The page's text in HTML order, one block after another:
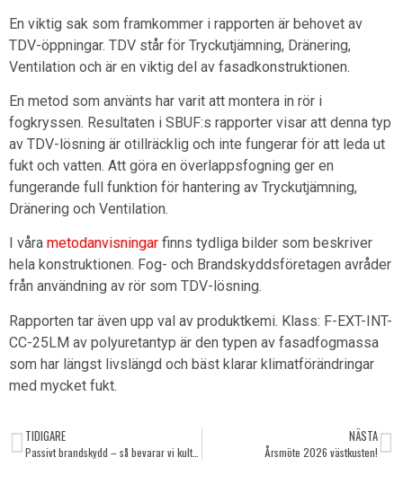
En viktig sak som framkommer i rapporten är behovet av
TDV-öppningar. TDV står för Tryckutjämning, Dränering,
Ventilation och är en viktig del av fasadkonstruktionen.
En metod som använts har varit att montera in rör i
fogkryssen. Resultaten i SBUF:s rapporter visar att denna typ
av TDV-lösning är otillräcklig och inte fungerar för att leda ut
fukt och vatten. Att göra en överlappsfogning ger en
fungerande full funktion för hantering av Tryckutjämning,
Dränering och Ventilation.
I våra metodanvisningar finns tydliga bilder som beskriver
hela konstruktionen. Fog- och Brandskyddsföretagen avråder
från användning av rör som TDV-lösning.
Rapporten tar även upp val av produktkemi. Klass: F-EXT-INT-
CC-25LM av polyuretantyp är den typen av fasadfogmassa
som har längst livslängd och bäst klarar klimatförändringar
med mycket fukt.
TIDIGARE
Passivt brandskydd – så bevarar vi kulturvärden
NÄSTA
Årsmöte 2026 västkusten!